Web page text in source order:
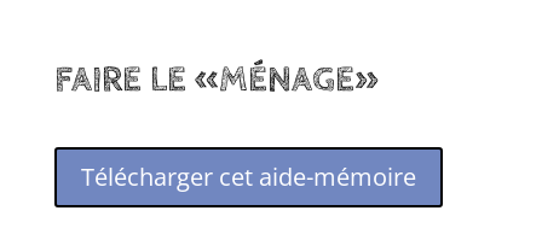
FAIRE LE «MÉNAGE»
Télécharger cet aide-mémoire